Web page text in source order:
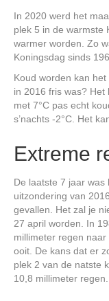
In 2020 werd het
plek 5 in de warmste
warmer worden. Zo
Koningsdag sinds
Koud worden kan
in 2016 fris was?
met 7°C pas echt
s’nachts -2°C. Het
Extreme
De laatste 7 jaar
uitzondering van
gevallen. Het zal je
27 april worden. In
millimeter regen
ooit. De kans dat er
plek 2 van de natste
10,8 millimeter regen.